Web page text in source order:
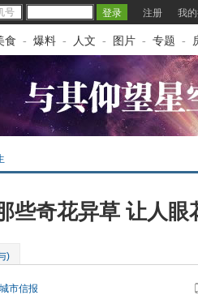
注册 我
食 - 爆料 - 人文 - 图片 - 专题 -
些奇花异草 让人眼
)
市信报